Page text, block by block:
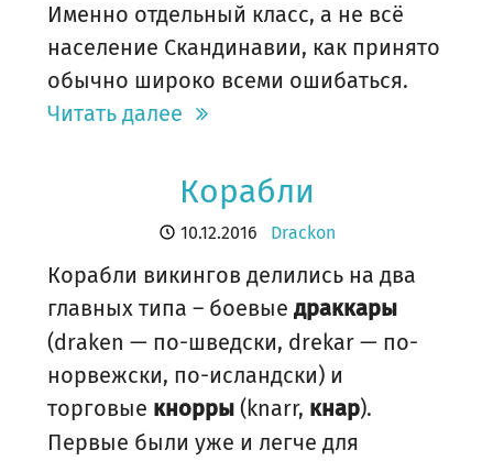
Именно отдельный класс, а не всё
население Скандинавии, как принято
обычно широко всеми ошибаться.
Читать далее
Корабли
10.12.2016 Drackon
Корабли викингов делились на два
главных типа – боевые драккары
(draken — по-шведски, drekar — по-
норвежски, по-исландски) и
торговые кнорры(knarr, кнар).
Первые были уже и легче для